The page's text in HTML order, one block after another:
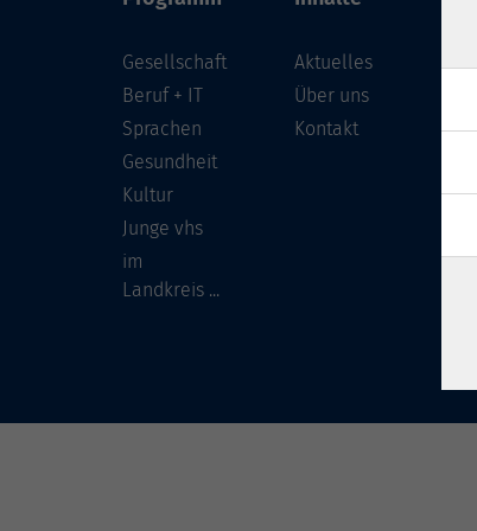
Gesellschaft
Beruf + IT
Sprachen
Gesundheit
Kultur
Junge vhs
im
Landkreis ...
Aktuelles
Über uns
Kontakt